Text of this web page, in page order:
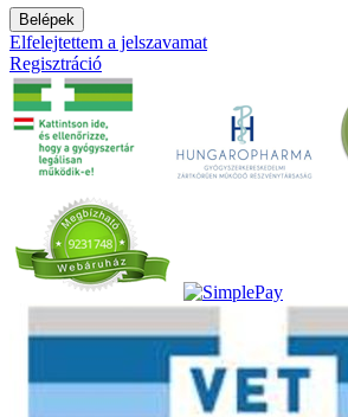
Belépek
Elfelejtettem a jelszavamat
Regisztráció